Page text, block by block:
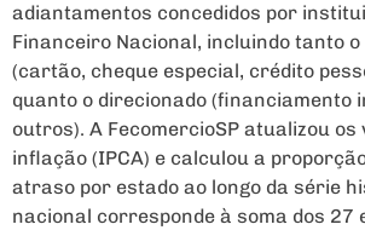
adiantamentos concedidos por
Financeiro Nacional, incluindo tanto
(cartão, cheque especial, crédito
quanto o direcionado (financiamento
outros). A FecomercioSP atualizou os
inflação (IPCA) e calculou a
atraso por estado ao longo da série
nacional corresponde à soma dos 27